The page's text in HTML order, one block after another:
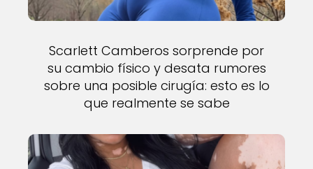
Scarlett Camberos sorprende por
su cambio físico y desata rumores
sobre una posible cirugía: esto es lo
que realmente se sabe